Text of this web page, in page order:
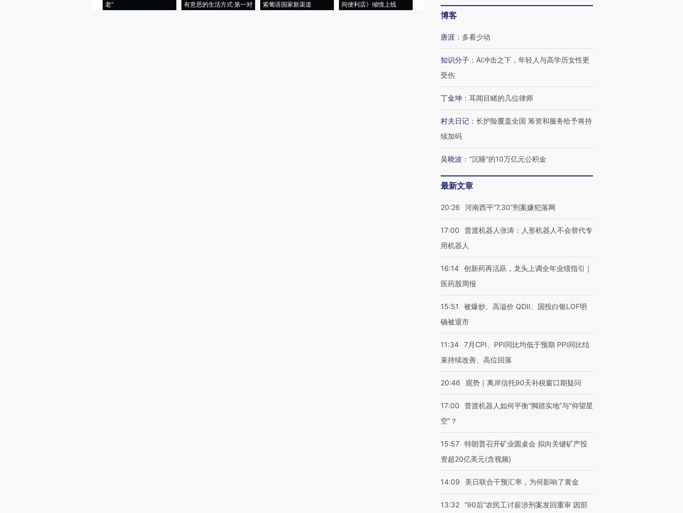
老”
有意思的生活方式·第一对
索葡语国家新渠道
间便利店》倾情上线
有意思的生活方式·第三对
住三大增长引擎是什么？
博客
唐涯 ： 多看少动
知识分子 ： AI冲击之下，年轻人与高学历女性更
受伤
丁金坤 ： 耳闻目睹的几位律师
村夫日记 ： 长护险覆盖全国 筹资和服务给予将持
续加码
吴晓波 ： “沉睡”的10万亿元公积金
最新文章
20:26 河南西平“7.30”刑案嫌犯落网
17:00
普渡机器人张涛：人形机器人不会替代专
用机器人
16:14 创新药再活跃，龙头上调全年业绩指引｜
医药股周报
15:51
被爆炒、高溢价 QDII、国投白银LOF明
确被退市
11:34 7月CPI、PPI同比均低于预期 PPI同比结
束持续改善、高位回落
20:46 观势｜离岸信托90天补税窗口期疑问
17:00
普渡机器人如何平衡“脚踏实地”与“仰望星
空”？
15:57 特朗普召开矿业圆桌会 拟向关键矿产投
资超20亿美元(含视频)
14:09 美日联合干预汇率，为何影响了黄金
13:32 “90后”农民工讨薪涉刑案发回重审 因部